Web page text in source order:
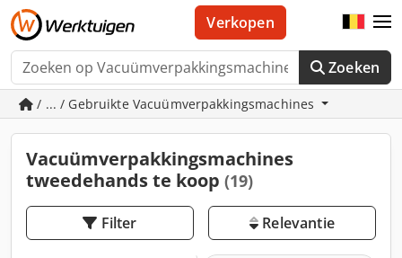
Zoeken
Verkopen
/ ... / Gebruikte Vacuümverpakkingsmachines
Vacuümverpakkingsmachines
tweedehands te koop (19)
Filter Relevantie